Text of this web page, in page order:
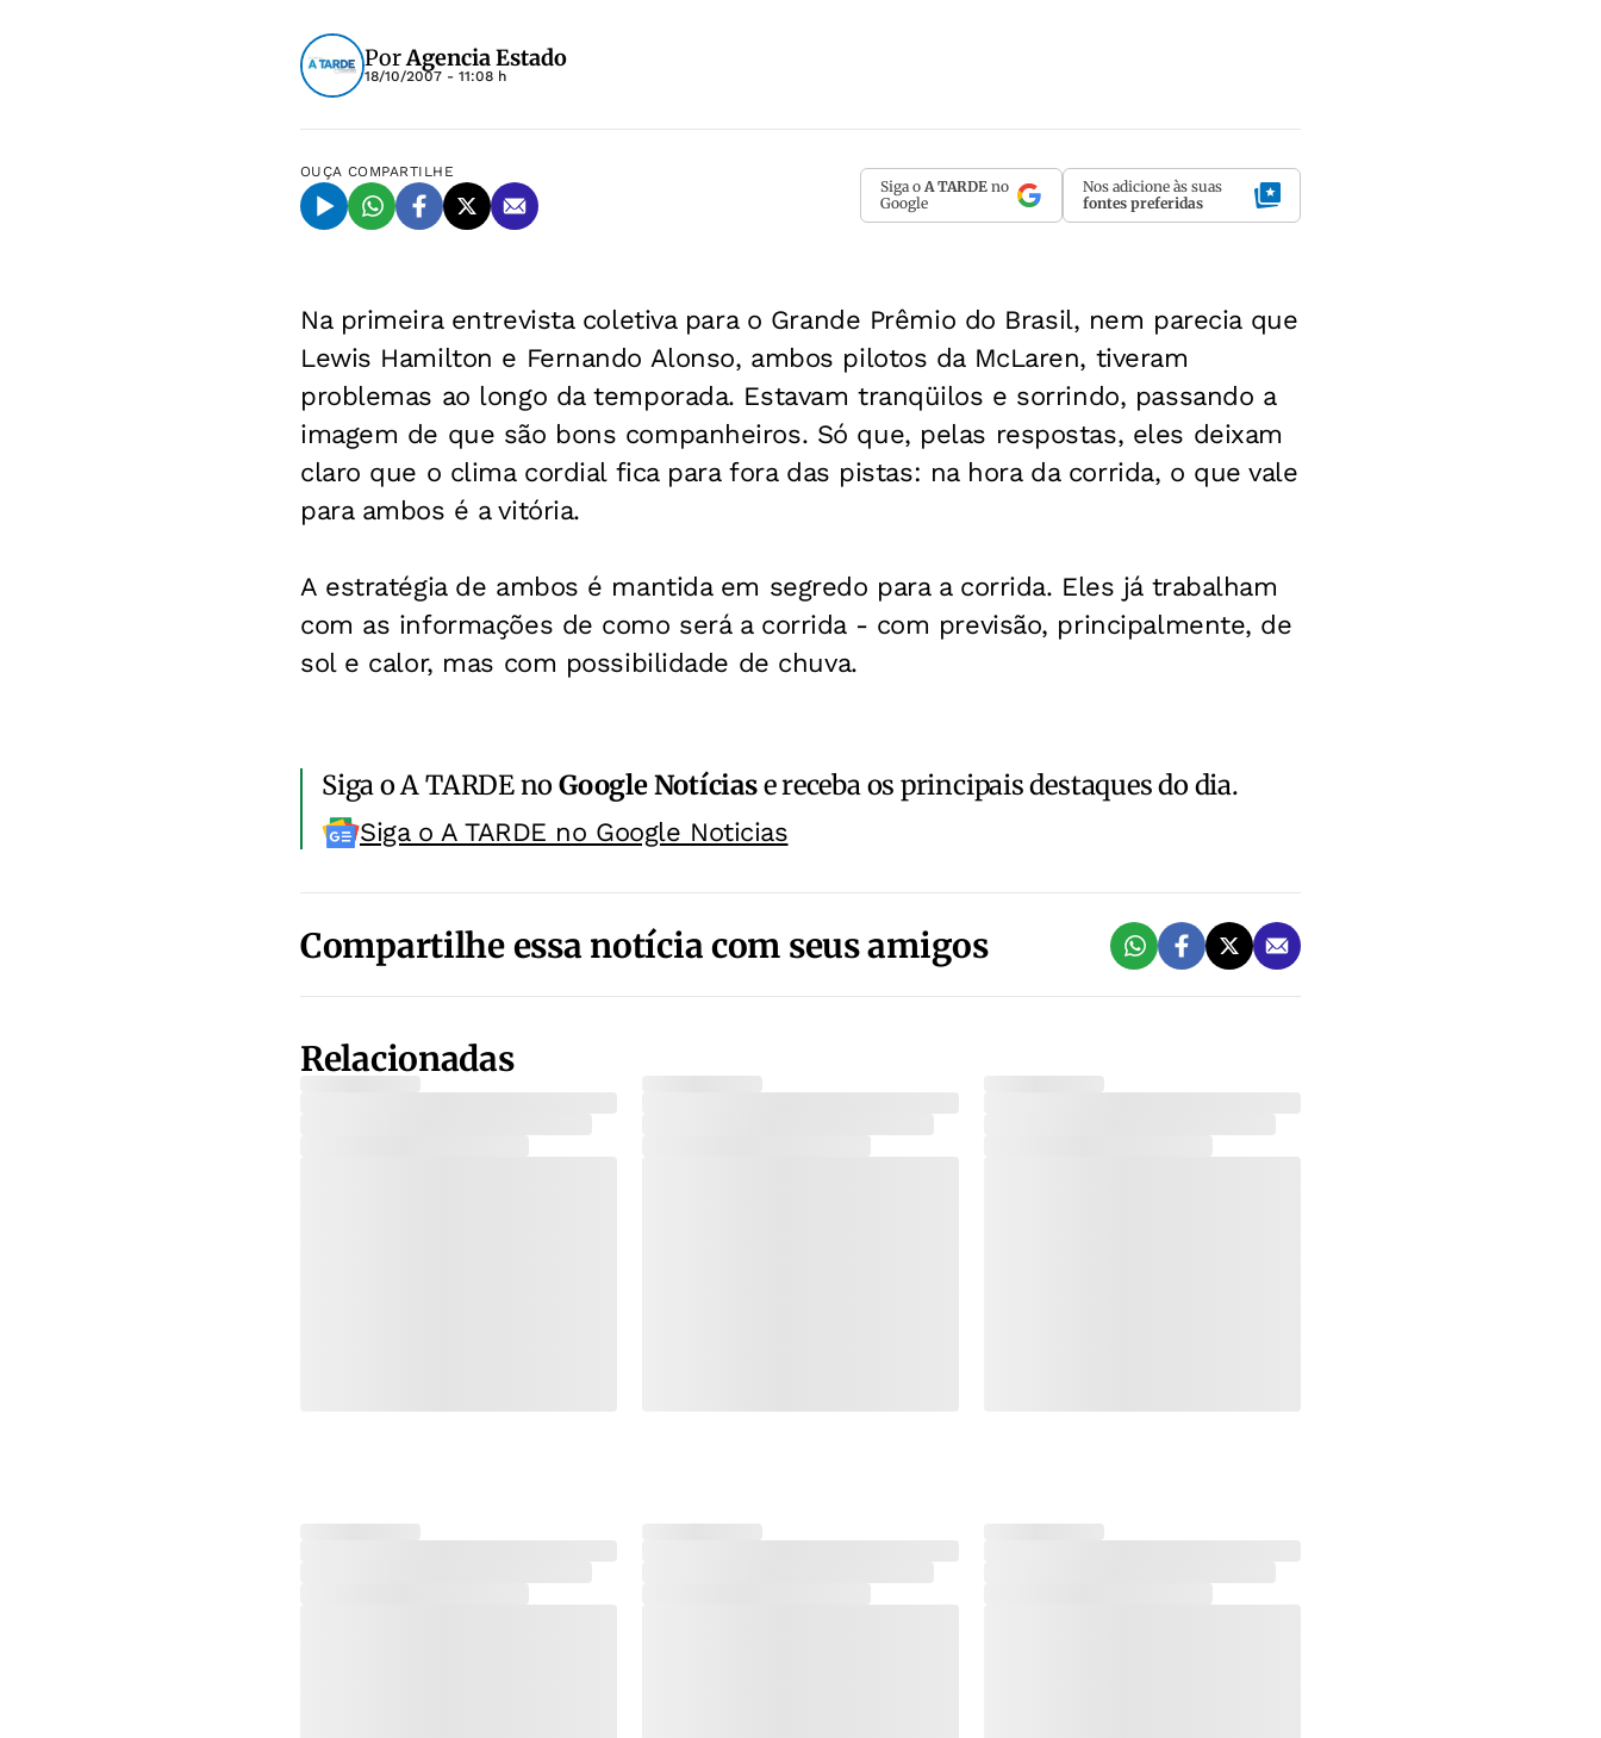
PorAgencia Estado
18/10/2007 - 11:08 h
OUÇA COMPARTILHE
Siga o A TARDE no
Google
Nos adicione às suas
fontes preferidas
Na primeira entrevista coletiva para o Grande Prêmio do Brasil, nem parecia que
Lewis Hamilton e Fernando Alonso, ambos pilotos da McLaren, tiveram
problemas ao longo da temporada. Estavam tranqüilos e sorrindo, passando a
imagem de que são bons companheiros. Só que, pelas respostas, eles deixam
claro que o clima cordial fica para fora das pistas: na hora da corrida, o que vale
para ambos é a vitória.
A estratégia de ambos é mantida em segredo para a corrida. Eles já trabalham
com as informações de como será a corrida - com previsão, principalmente, de
sol e calor, mas com possibilidade de chuva.
Siga o A TARDE noGoogle Notíciase receba os principais destaques do dia.
Siga o A TARDE no Google Noticias
Compartilhe essa notícia com seus amigos
Relacionadas